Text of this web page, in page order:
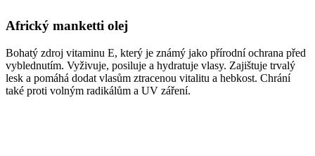
Africký manketti olej​
Bohatý zdroj vitaminu E, který je známý jako přírodní ochrana před
vyblednutím. Vyživuje, posiluje a hydratuje vlasy. Zajištuje trvalý
lesk a pomáhá dodat vlasům ztracenou vitalitu a hebkost. Chrání
také proti volným radikálům a UV záření.